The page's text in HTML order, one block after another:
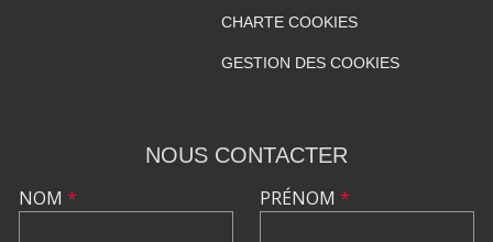
CHARTE COOKIES
GESTION DES COOKIES
NOUS CONTACTER
NOM * PRÉNOM *